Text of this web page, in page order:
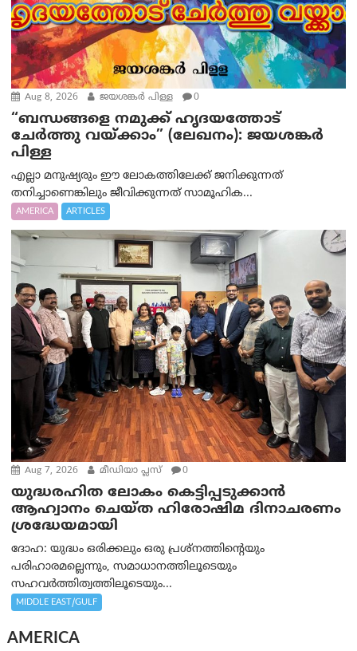
Aug 8, 2026 ജയശങ്കര്‍ പിള്ള 0
“ബന്ധങ്ങളെ നമുക്ക് ഹൃദയത്തോട്
ചേർത്തു വയ്ക്കാം” (ലേഖനം): ജയശങ്കര്‍
പിള്ള
എല്ലാ മനുഷ്യരും ഈ ലോകത്തിലേക്ക് ജനിക്കുന്നത്
തനിച്ചാണെങ്കിലും ജീവിക്കുന്നത് സാമൂഹിക...
AMERICA ARTICLES
Aug 7, 2026 മീഡിയാ പ്ലസ് 0
യുദ്ധരഹിത ലോകം കെട്ടിപ്പടുക്കാന്‍
ആഹ്വാനം ചെയ്ത ഹിരോഷിമ ദിനാചരണം
ശ്രദ്ധേയമായി
ദോഹ: യുദ്ധം ഒരിക്കലും ഒരു പ്രശ്‌നത്തിന്റെയും
പരിഹാരമല്ലെന്നും, സമാധാനത്തിലൂടെയും
സഹവര്‍ത്തിത്വത്തിലൂടെയും...
MIDDLE EAST/GULF
AMERICA